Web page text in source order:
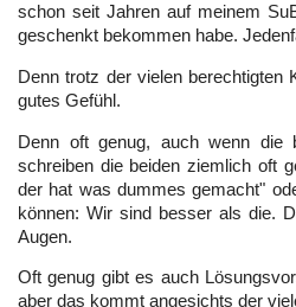
schon seit Jahren auf meinem
geschenkt bekommen habe.
Denn trotz der vielen
gutes Gefühl.
Denn oft genug, auch wenn die
schreiben die beiden ziemlich oft
der hat was dummes gemacht"
können: Wir sind besser als die.
Augen.
Oft genug gibt es auch
aber das kommt angesichts der